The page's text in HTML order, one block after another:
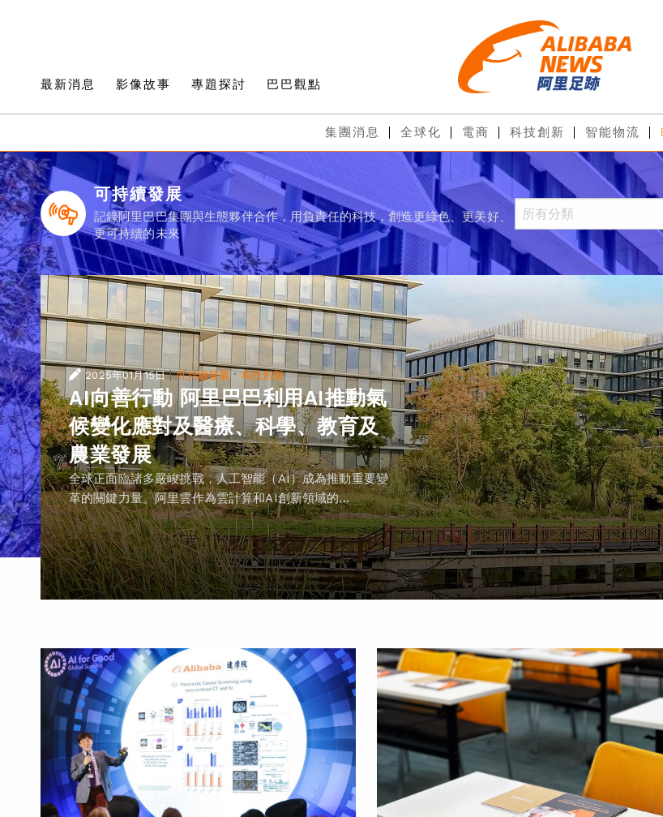
最新消息 影像故事 專題探討 巴巴觀點
集團消息 全球化 電商 科技創新 智能物流
可持續發展
記錄阿里巴巴集團與生態夥伴合作，用負責任的科技，創造更綠色、更美好、
更可持續的未來
2025年01月15日 |可持續發展· 科技創新
AI向善行動 阿里巴巴利用AI推動氣
候變化應對及醫療、科學、教育及
農業發展
全球正面臨諸多嚴峻挑戰，人工智能（AI）成為推動重要變
革的關鍵力量。阿里雲作為雲計算和AI創新領域的...